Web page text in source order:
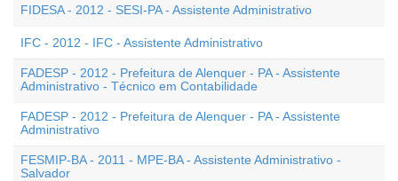
FIDESA - 2012 - SESI-PA - Assistente Administrativo
IFC - 2012 - IFC - Assistente Administrativo
FADESP - 2012 - Prefeitura de Alenquer - PA - Assistente
Administrativo - Técnico em Contabilidade
FADESP - 2012 - Prefeitura de Alenquer - PA - Assistente
Administrativo
FESMIP-BA - 2011 - MPE-BA - Assistente Administrativo -
Salvador